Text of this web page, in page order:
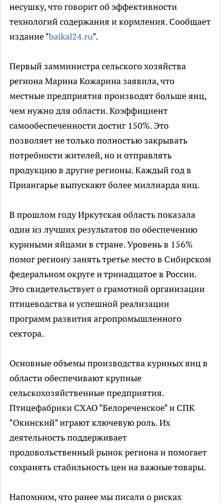
несушку, что говорит об эффективности
технологий содержания и кормления. Сообщает
издание "baikal24.ru".
Первый замминистра сельского хозяйства
региона Марина Кожарина заявила, что
местные предприятия производят больше яиц,
чем нужно для области. Коэффициент
самообеспеченности достиг 150%. Это
позволяет не только полностью закрывать
потребности жителей, но и отправлять
продукцию в другие регионы. Каждый год в
Приангарье выпускают более миллиарда яиц.
В прошлом году Иркутская область показала
один из лучших результатов по обеспечению
куриными яйцами в стране. Уровень в 156%
помог региону занять третье место в Сибирском
федеральном округе и тринадцатое в России.
Это свидетельствует о грамотной организации
птицеводства и успешной реализации
программ развития агропромышленного
сектора.
Основные объемы производства куриных яиц в
области обеспечивают крупные
сельскохозяйственные предприятия.
Птицефабрики СХАО "Белореченское" и СПК
"Окинский" играют ключевую роль. Их
деятельность поддерживает
продовольственный рынок региона и помогает
сохранять стабильность цен на важные товары.
Напомним, что ранее мы писали о рисках